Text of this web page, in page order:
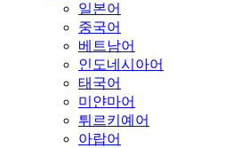
일본어
중국어
베트남어
인도네시아어
태국어
미얀마어
튀르키예어
아랍어